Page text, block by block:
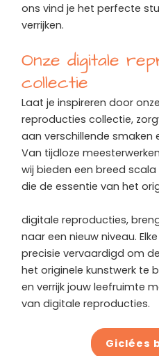
ons vind je het perfecte
verrijken.
Onze digitale
collectie
Laat je inspireren door
reproducties collectie,
aan verschillende smaken
Van tijdloze
wij bieden een breed
die de essentie van het
digitale reproducties,
naar een nieuw niveau.
precisie vervaardigd om
het originele kunstwerk te
en verrijk jouw leefruimte
van digitale reproducties.
Giclées